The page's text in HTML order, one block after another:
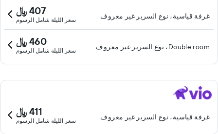
غرفة قياسية، نوع السرير غير معروف 407 ﷼
سعر الليلة شامل الرسوم
Double room، نوع السرير غير معروف 460 ﷼
سعر الليلة شامل الرسوم
غرفة قياسية، نوع السرير غير معروف 411 ﷼
سعر الليلة شامل الرسوم